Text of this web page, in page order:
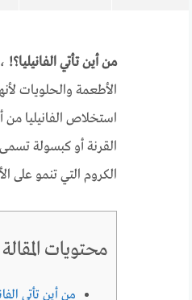
من أين تأتي الفانيليا؟!
الأطعمة والحلويات
استخلاص الفانيليا من
القرنة أو كبسولة تسمى
الكروم التي تنمو على
محتويات المقالة
من أين تأتي